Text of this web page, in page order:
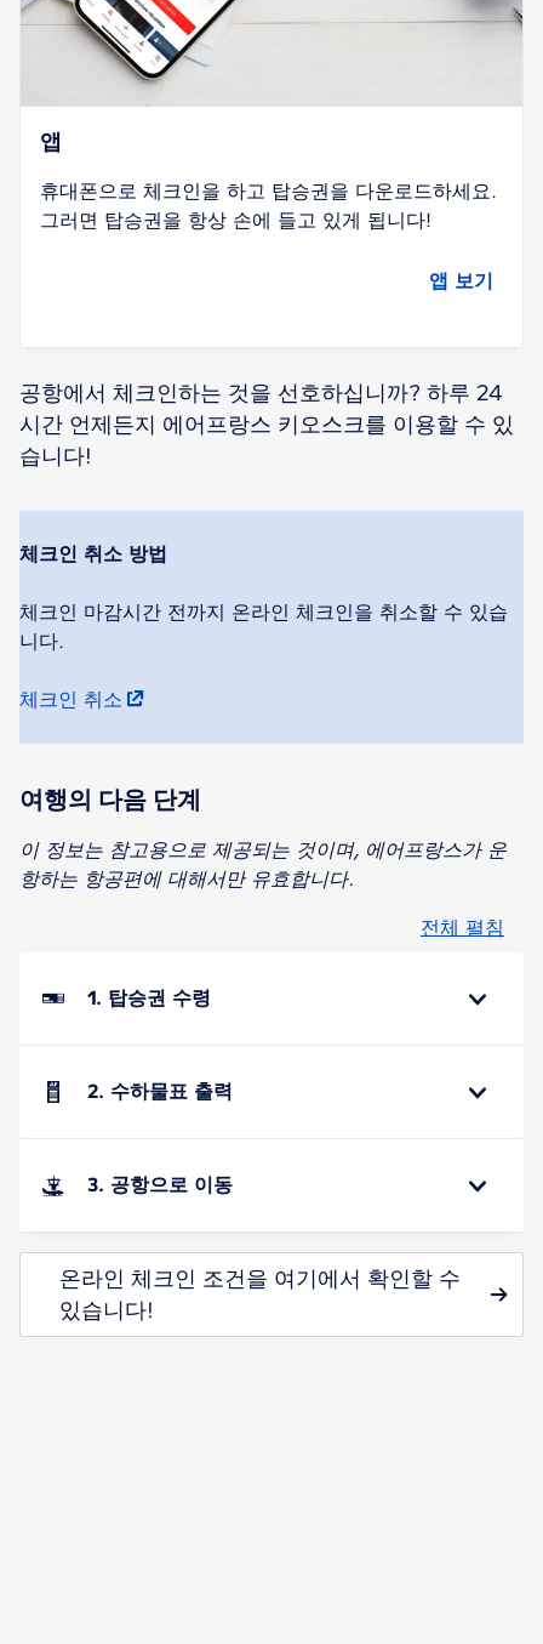
앱
휴대폰으로 체크인을 하고 탑승권을 다운로드하세요.
그러면 탑승권을 항상 손에 들고 있게 됩니다!
앱 보기
공항에서 체크인하는 것을 선호하십니까? 하루 24
시간 언제든지 에어프랑스 키오스크를 이용할 수 있
습니다!
체크인 취소 방법
체크인 마감시간 전까지 온라인 체크인을 취소할 수 있습
니다.
체크인 취소
여행의 다음 단계
이 정보는 참고용으로 제공되는 것이며, 에어프랑스가 운
항하는 항공편에 대해서만 유효합니다.
전체 펼침
1. 탑승권 수령
2. 수하물표 출력
3. 공항으로 이동
온라인 체크인 조건을 여기에서 확인할 수
있습니다!